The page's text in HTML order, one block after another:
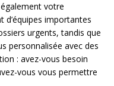
votre
d’équipes importantes
urgents, tandis que
personnalisée avec des
: avez-vous besoin
vous vous permettre